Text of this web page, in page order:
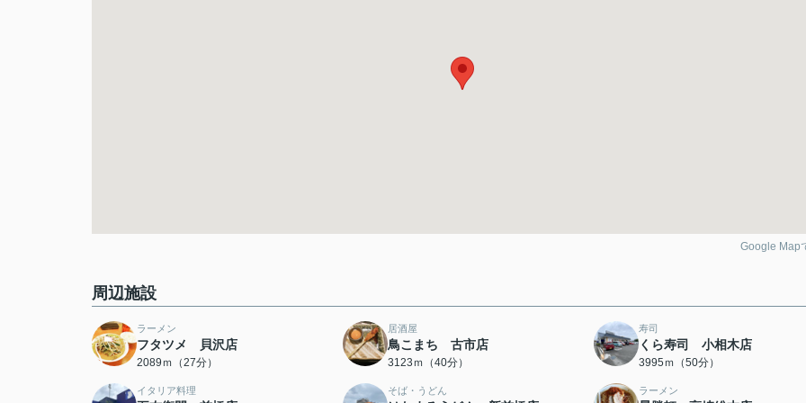
Google Map
周辺施設
ラーメン
フタツメ 貝沢店
2089ｍ（27分）
居酒屋
鳥こまち 古市店
3123ｍ（40分）
寿司
くら寿司 小相木店
3995ｍ（50分）
イタリア料理 そば・うどん ラーメン